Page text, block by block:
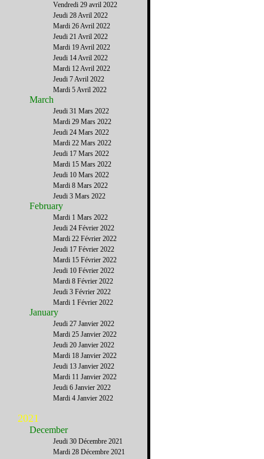
Vendredi 29 avril 2022
Jeudi 28 Avril 2022
Mardi 26 Avril 2022
Jeudi 21 Avril 2022
Mardi 19 Avril 2022
Jeudi 14 Avril 2022
Mardi 12 Avril 2022
Jeudi 7 Avril 2022
Mardi 5 Avril 2022
March
Jeudi 31 Mars 2022
Mardi 29 Mars 2022
Jeudi 24 Mars 2022
Mardi 22 Mars 2022
Jeudi 17 Mars 2022
Mardi 15 Mars 2022
Jeudi 10 Mars 2022
Mardi 8 Mars 2022
Jeudi 3 Mars 2022
February
Mardi 1 Mars 2022
Jeudi 24 Février 2022
Mardi 22 Février 2022
Jeudi 17 Février 2022
Mardi 15 Février 2022
Jeudi 10 Février 2022
Mardi 8 Février 2022
Jeudi 3 Février 2022
Mardi 1 Février 2022
January
Jeudi 27 Janvier 2022
Mardi 25 Janvier 2022
Jeudi 20 Janvier 2022
Mardi 18 Janvier 2022
Jeudi 13 Janvier 2022
Mardi 11 Janvier 2022
Jeudi 6 Janvier 2022
Mardi 4 Janvier 2022
2021
December
Jeudi 30 Décembre 2021
Mardi 28 Décembre 2021